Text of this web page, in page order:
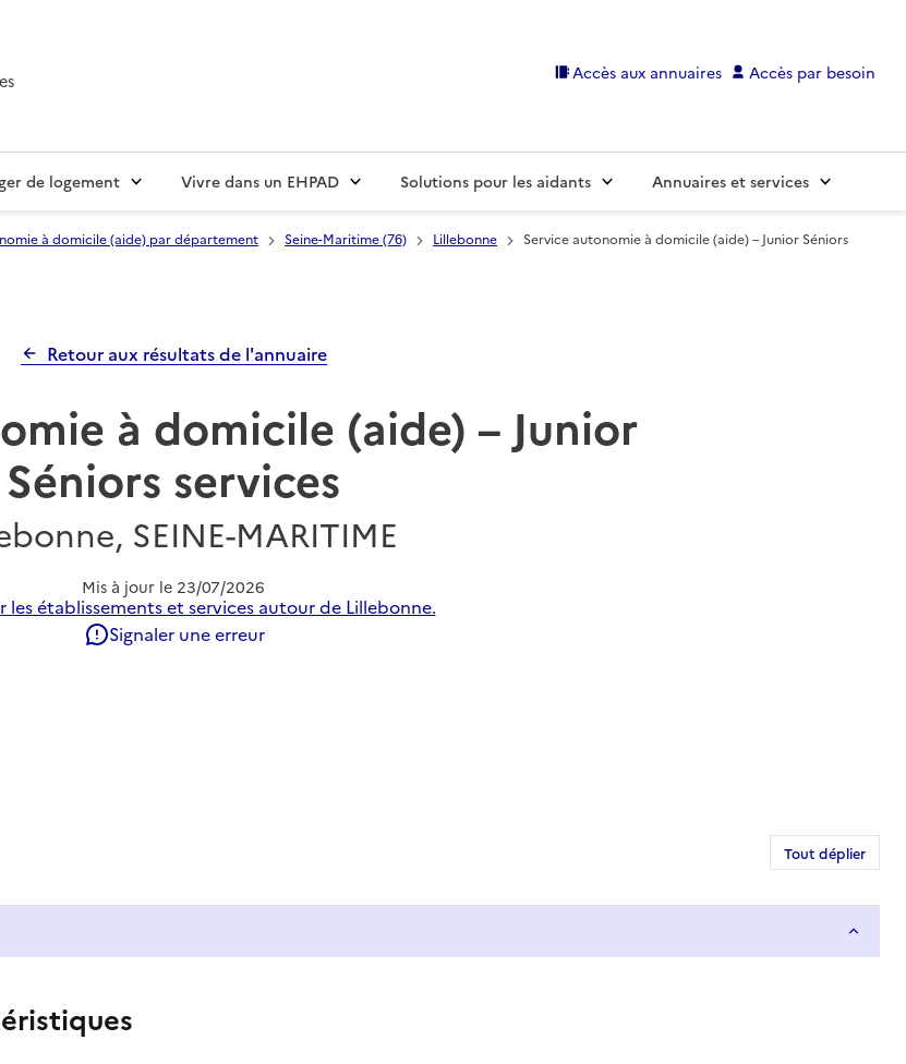
Accès aux annuaires Accès par besoin
de logement Vivre dans un EHPAD Solutions pour les aidants Annuaires et services
à domicile (aide) par département Seine-Maritime (76) Lillebonne
Service autonomie à domicile (aide) – Junior Séniors
Retour aux résultats de l'annuaire
à domicile (aide) – Junior
Séniors services
SEINE-MARITIME
Mis à jour le 23/07/2026
les établissements et services autour de Lillebonne.
Signaler une erreur
Tout déplier